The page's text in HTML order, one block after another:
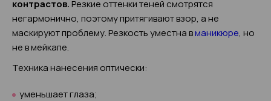
контрастов.Резкие оттенки теней смотрятся
негармонично, поэтому притягивают взор, а не
маскируют проблему. Резкость уместна вманикюре, но
не в мейкапе.
Техника нанесения оптически:
уменьшает глаза;